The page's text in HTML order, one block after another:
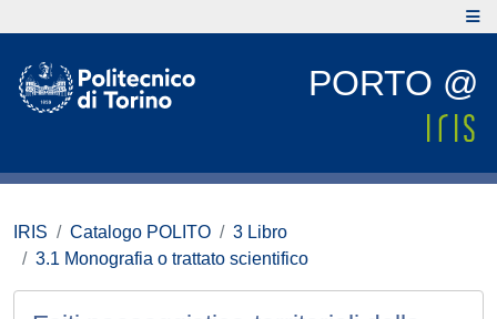
PORTO @
IRIS Catalogo POLITO
3 Libro
3.1 Monografia o trattato scientifico